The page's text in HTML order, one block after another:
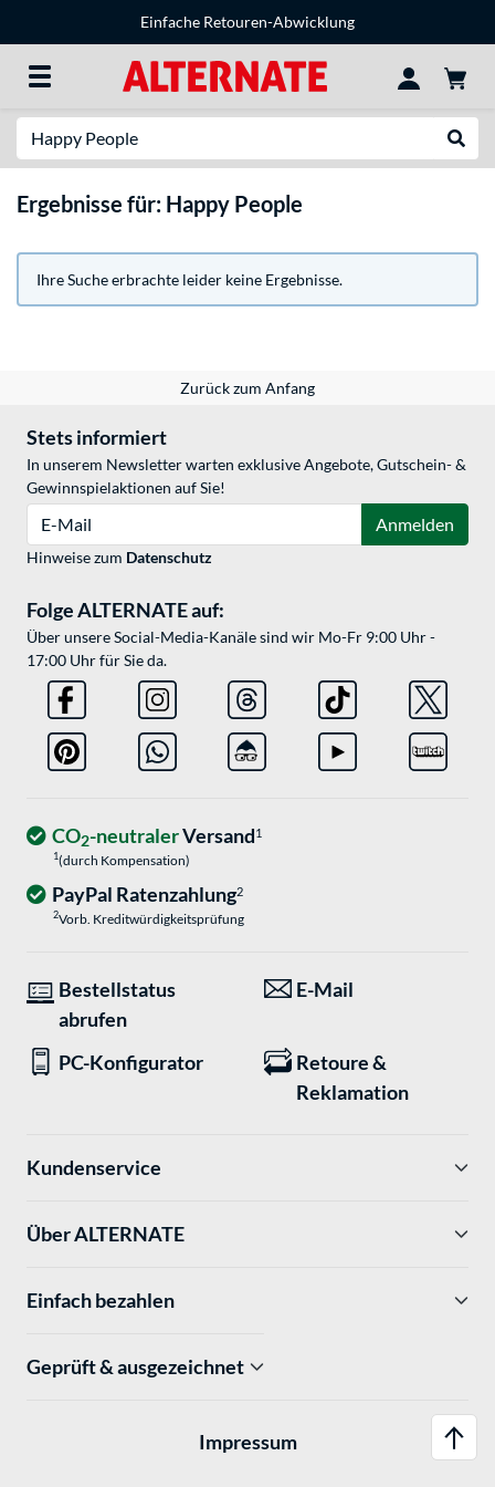
Einfache Retouren-Abwicklung
Ergebnisse für: Happy People
Ihre Suche erbrachte leider keine Ergebnisse.
Zurück zum Anfang
Stets informiert
In unserem Newsletter warten exklusive Angebote, Gutschein- &
Gewinnspielaktionen auf Sie!
Anmelden
Hinweise zum Datenschutz
Folge ALTERNATE auf:
Über unsere Social-Media-Kanäle sind wir Mo-Fr 9:00 Uhr -
17:00 Uhr für Sie da.
CO2-neutralerVersand1
1(durch Kompensation)
PayPal Ratenzahlung2
2Vorb. Kreditwürdigkeitsprüfung
Bestellstatus
abrufen
E-Mail
PC-Konfigurator
Retoure &
Reklamation
Kundenservice
Über ALTERNATE
Einfach bezahlen
Geprüft & ausgezeichnet
Impressum